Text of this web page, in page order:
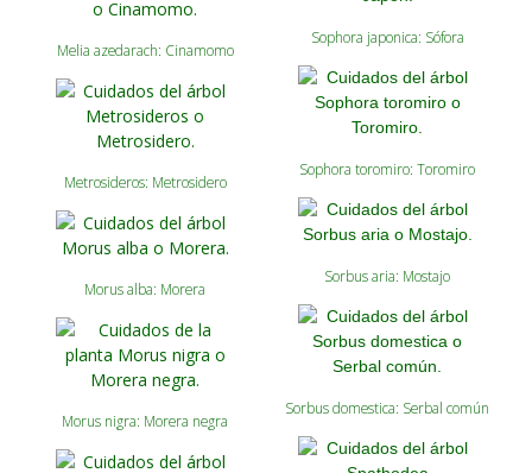
Melia azedarach: Cinamomo
Metrosideros: Metrosidero
Morus alba: Morera
Morus nigra: Morera negra
Sophora japonica: Sófora
Sophora toromiro: Toromiro
Sorbus aria: Mostajo
Sorbus domestica: Serbal común